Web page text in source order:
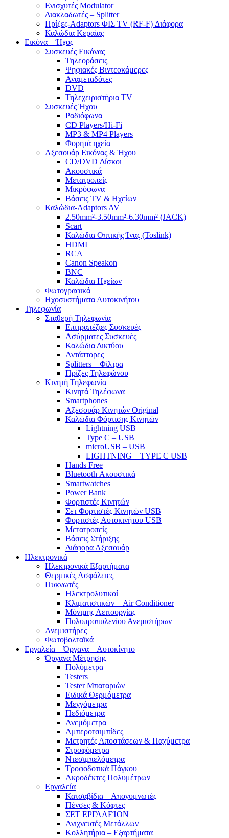
Ενισχυτές Modulator
Διακλαδωτές – Splitter
Πρίζες-Adaptors ΦΙΣ TV (RF-F) Διάφορα
Καλώδια Κεραίας
Εικόνα – Ήχος
Συσκευές Εικόνας
Τηλεοράσεις
Ψηφιακές Βιντεοκάμερες
Αναμεταδότες
DVD
Τηλεχειριστήρια TV
Συσκευές Ήχου
Ραδιόφωνα
CD Players/Hi-Fi
MP3 & MP4 Players
Φορητά ηχεία
Αξεσουάρ Εικόνας & Ήχου
CD/DVD Δίσκοι
Ακουστικά
Μετατροπείς
Μικρόφωνα
Βάσεις TV & Ηχείων
Καλώδια-Adaptors AV
2.50mm²-3.50mm²-6.30mm² (JACK)
Scart
Καλώδια Οπτικής Ίνας (Toslink)
HDMI
RCA
Canon Speakon
BNC
Καλώδια Ηχείων
Φωτογραφικά
Ηχοσυστήματα Αυτοκινήτου
Τηλεφωνία
Σταθερή Τηλεφωνία
Επιτραπέζιες Συσκευές
Ασύρματες Συσκευές
Καλώδια Δικτύου
Αντάπτορες
Splitters – Φίλτρα
Πρίζες Τηλεφώνου
Κινητή Τηλεφωνία
Κινητά Τηλέφωνα
Smartphones
Αξεσουάρ Κινητών Original
Καλώδια Φόρτισης Κινητών
Lightning USB
Type C – USB
microUSB – USB
LIGHTNING – TYPE C USB
Hands Free
Bluetooth Ακουστικά
Smartwatches
Power Bank
Φορτιστές Κινητών
Σετ Φορτιστές Κινητών USB
Φορτιστές Αυτοκινήτου USB
Μετατροπείς
Βάσεις Στήριξης
Διάφορα Αξεσουάρ
Ηλεκτρονικά
Ηλεκτρονικά Εξαρτήματα
Θερμικές Ασφάλειες
Πυκνωτές
Ηλεκτρολυτικοί
Κλιματιστικών – Air Conditioner
Μόνιμης Λειτουργίας
Πολυπροπυλενίου Ανεμιστήρων
Ανεμιστήρες
Φωτοβολταϊκά
Εργαλεία – Όργανα – Αυτοκίνητο
Όργανα Μέτρησης
Πολύμετρα
Testers
Tester Μπαταριών
Ειδικά Θερμόμετρα
Μεγγόμετρα
Πεδιόμετρα
Ανεμόμετρα
Αμπεροτσιμπίδες
Μετρητές Αποστάσεων & Παχύμετρα
Στροφόμετρα
Ντεσιμπελόμετρα
Τροφοδοτικά Πάγκου
Ακροδέκτες Πολυμέτρων
Εργαλεία
Κατσαβίδια – Απογυμνωτές
Πένσες & Κόφτες
ΣΕΤ ΕΡΓΑΛΕΊΟΝ
Ανιχνευτές Μετάλλων
Κολλητήρια – Εξαρτήματα